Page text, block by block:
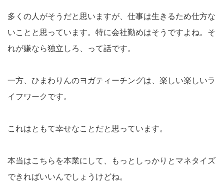
多くの人がそうだと思いますが、仕事は生きるため仕方な
いことと思っています。特に会社勤めはそうですよね。そ
れが嫌なら独立しろ、って話です。
一方、ひまわりんのヨガティーチングは、楽しい楽しいラ
イフワークです。
これはともて幸せなことだと思っています。
本当はこちらを本業にして、もっとしっかりとマネタイズ
できればいいんでしょうけどね。